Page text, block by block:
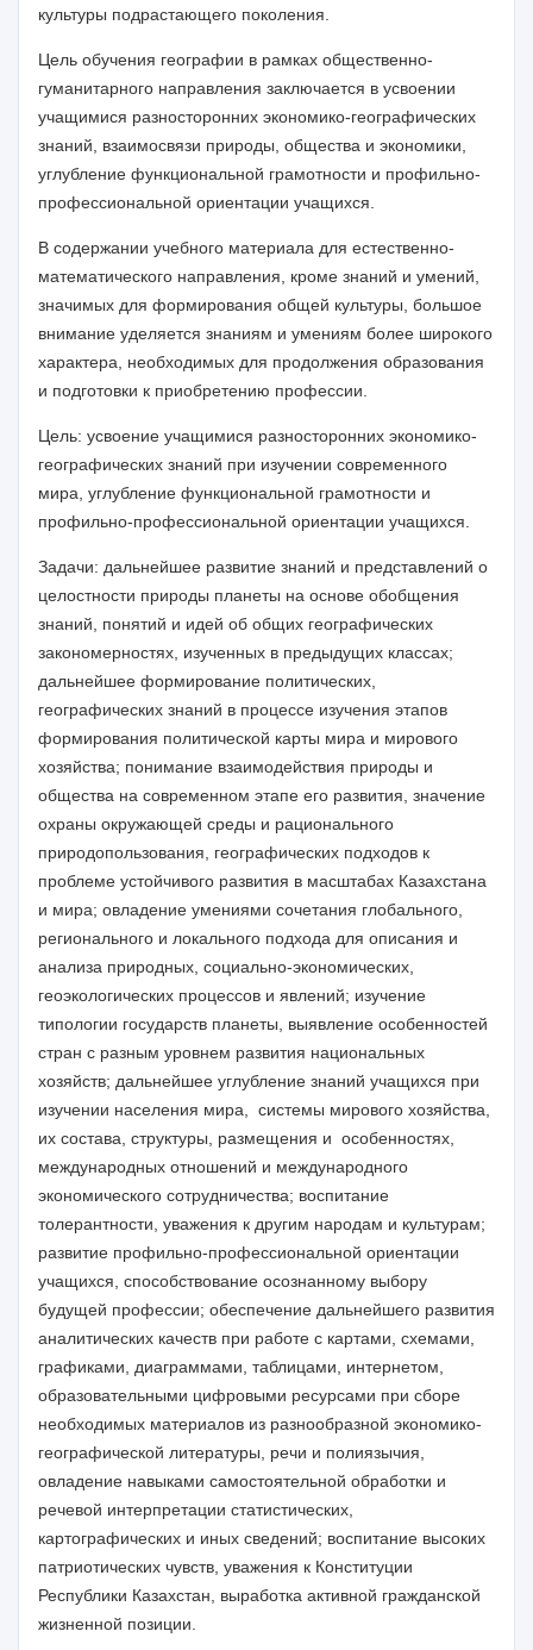
культуры подрастающего поколения.
Цель обучения географии в рамках общественно-
гуманитарного направления заключается в усвоении
учащимися разносторонних экономико-географических
знаний , взаимосвязи природы общества и экономики
углубление функциональной грамотности и профильно-
профессиональной ориентации учащихся
В содержании учебного материала для естественно-
математического направления, кроме знаний и умений,
значимых для формирования общей культуры, большое
внимание уделяется знаниям и умениям более широкого
характера, необходимых для продолжения образования
и подготовки к приобретению профессии.
Цель: усвоение учащимися разносторонних экономико-
географических знаний при изучении современного
мира, углубление функциональной грамотности и
профильно-профессиональной ориентации учащихся
Задачи: дальнейшее развитие знаний и представлений о
целостности природы планеты на основе обобщения
знаний, понятий и идей об общих географических
закономерностях, изученных в предыдущих классах;
дальнейшее формирование политических,
географических знаний в процессе изучения этапов
формирования политической карты мира и мирового
хозяйства; понимание взаимодействия природы и
общества на современном этапе его развития, значение
охраны окружающей среды и рационального
природопользования, географических подходов к
проблеме устойчивого развития в масштабах Казахстана
и мира; овладение умениями сочетания глобального,
регионального и локального подхода для описания и
анализа природных, социально-экономических,
геоэкологических процессов и явлений; изучение
типологии государств планеты, выявление особенностей
стран с разным уровнем развития национальных
хозяйств; дальнейшее углубление знаний учащихся при
изучении населения мира, системы мирового хозяйства,
их состава, структуры, размещения и особенностях,
международных отношений и международного
экономического сотрудничества; воспитание
толерантности, уважения к другим народам и культурам;
развитие профильно-профессиональной ориентации
учащихся, способствование осознанному выбору
будущей профессии; обеспечение дальнейшего развития
аналитических качеств при работе с картами, схемами,
графиками, диаграммами, таблицами, интернетом,
образовательными цифровыми ресурсами при сборе
необходимых материалов из разнообразной экономико-
географической литературы, речи и полиязычия,
овладение навыками самостоятельной обработки и
речевой интерпретации статистических
картографических и иных сведений; воспитание высоких
патриотических чувств, уважения к Конституции
Республики Казахстан, выработка активной гражданской
жизненной позиции.